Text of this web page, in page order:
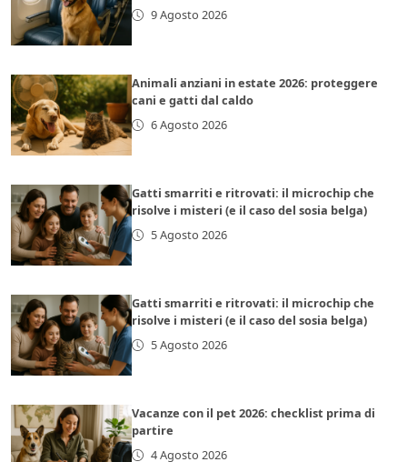
9 Agosto 2026
Animali anziani in estate 2026: proteggere
cani e gatti dal caldo
6 Agosto 2026
Gatti smarriti e ritrovati: il microchip che
risolve i misteri (e il caso del sosia belga)
5 Agosto 2026
Gatti smarriti e ritrovati: il microchip che
risolve i misteri (e il caso del sosia belga)
5 Agosto 2026
Vacanze con il pet 2026: checklist prima di
partire
4 Agosto 2026